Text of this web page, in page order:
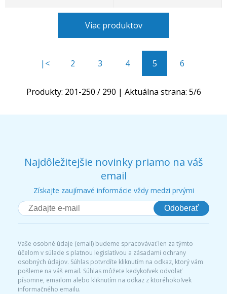
Viac produktov
|< 2 3 4 5 6
Produkty: 201-250 / 290 | Aktuálna strana: 5/6
Najdôležitejšie novinky priamo na váš
email
Získajte zaujímavé informácie vždy medzi prvými
Odoberať
Vaše osobné údaje (email) budeme spracovávať len za týmto
účelom v súlade s platnou legislatívou a zásadami ochrany
osobných údajov. Súhlas potvrdíte kliknutím na odkaz, ktorý vám
pošleme na váš email. Súhlas môžete kedykoľvek odvolať
písomne, emailom alebo kliknutím na odkaz z ktoréhokoľvek
informačného emailu.